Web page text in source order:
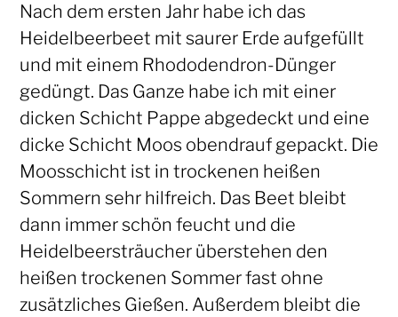
Nach dem ersten Jahr habe ich das
Heidelbeerbeet mit saurer Erde aufgefüllt
und mit einem Rhododendron-Dünger
gedüngt. Das Ganze habe ich mit einer
dicken Schicht Pappe abgedeckt und eine
dicke Schicht Moos obendrauf gepackt. Die
Moosschicht ist in trockenen heißen
Sommern sehr hilfreich. Das Beet bleibt
dann immer schön feucht und die
Heidelbeersträucher überstehen den
heißen trockenen Sommer fast ohne
zusätzliches Gießen. Außerdem bleibt die